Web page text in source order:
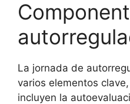
La jornada de
varios elementos
incluyen la